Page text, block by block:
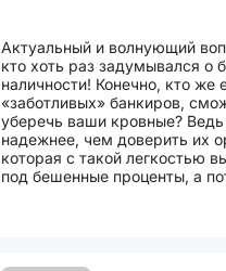
Актуальный и волнующий
кто хоть раз задумывался о
наличности! Конечно, кто
«заботливых» банкиров,
уберечь ваши кровные? Ведь
надежнее, чем доверить их
которая с такой легкостью
под бешенные проценты, а